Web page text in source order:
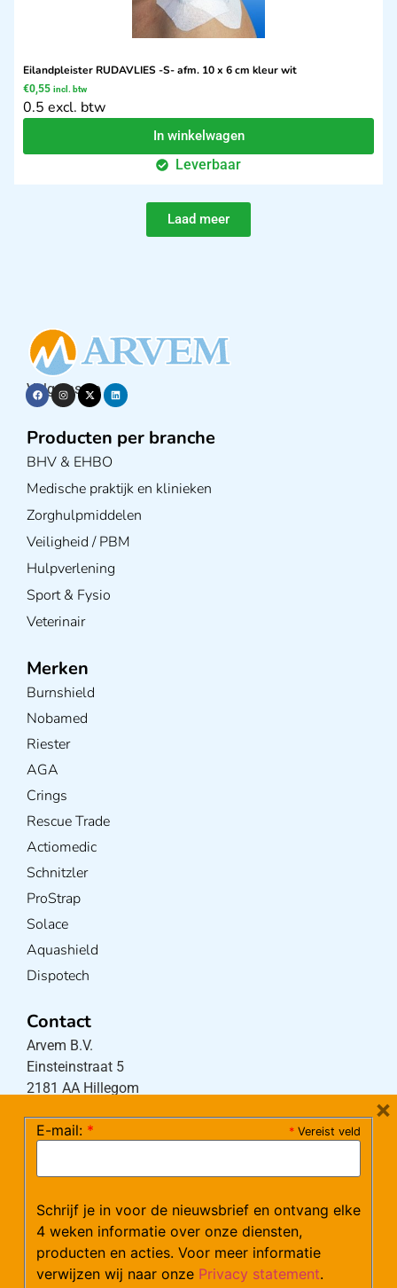
Eilandpleister RUDAVLIES -S- afm. 10 x 6 cm kleur wit
€0,55 incl. btw
0.5 excl. btw
In winkelwagen
Leverbaar
Laad meer
Volg ons op
Producten per branche
BHV & EHBO
Medische praktijk en klinieken
Zorghulpmiddelen
Veiligheid / PBM
Hulpverlening
Sport & Fysio
Veterinair
Merken
Burnshield
Nobamed
Riester
AGA
Crings
Rescue Trade
Actiomedic
Schnitzler
ProStrap
Solace
Aquashield
Dispotech
Contact
Arvem B.V.
Einsteinstraat 5
2181 AA Hillegom
(maandag – donderdag 08:30-17:15 uur / vrijdag
Mail:klantenservice@arvem.nl
Werken bij Arvem?
* Vereist veld
E-mail: *
Schrijf je in voor de nieuwsbrief en ontvang elke
4 weken informatie over onze diensten,
producten en acties. Voor meer informatie
verwijzen wij naar onze Privacy statement.
×